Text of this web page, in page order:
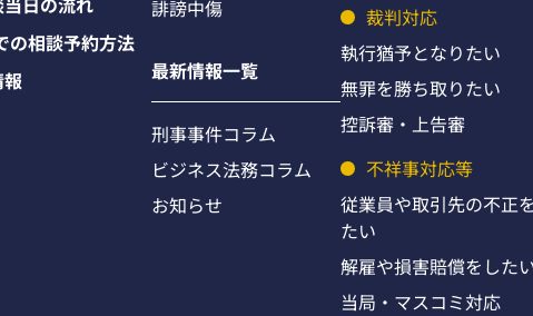
の相談予約方法
誹謗中傷
最新情報一覧
刑事事件コラム
ビジネス法務コラム
お知らせ
裁判対応
執行猶予となりたい
無罪を勝ち取りたい
控訴審・上告審
不祥事対応等
従業員や取引先の不正
たい
解雇や損害賠償をした
当局・マスコミ対応